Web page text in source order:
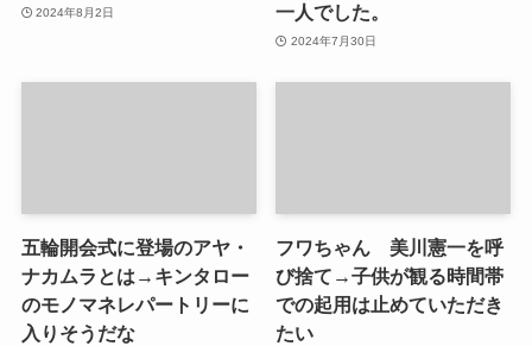
2024年8月2日
一人でした。
2024年7月30日
五輪開会式に登場のアヤ・
ナカムラとは→キンタロー
のモノマネレパートリーに
入りそうだな
フワちゃん 美川憲一を呼
び捨て→子供が観る時間帯
での起用は止めていただき
たい